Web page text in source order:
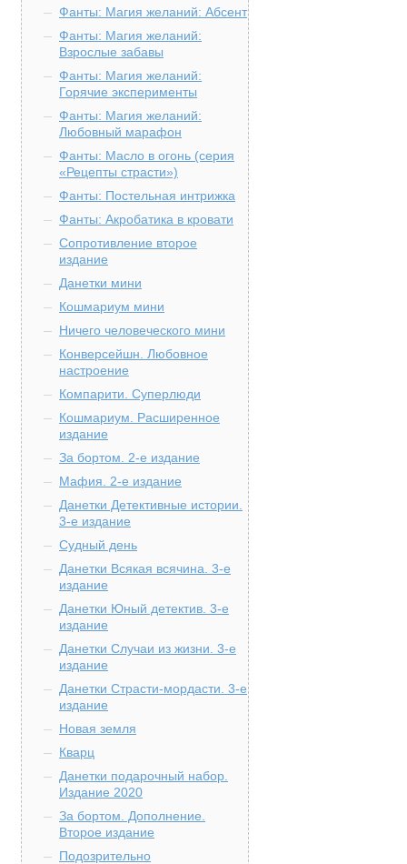
Фанты: Магия желаний: Абсент
Фанты: Магия желаний:
Взрослые забавы
Фанты: Магия желаний:
Горячие эксперименты
Фанты: Магия желаний:
Любовный марафон
Фанты: Масло в огонь (серия
«Рецепты страсти»)
Фанты: Постельная интрижка
Фанты: Акробатика в кровати
Сопротивление второе
издание
Данетки мини
Кошмариум мини
Ничего человеческого мини
Конверсейшн. Любовное
настроение
Компарити. Суперлюди
Кошмариум. Расширенное
издание
За бортом. 2-е издание
Мафия. 2-е издание
Данетки Детективные истории.
3-е издание
Судный день
Данетки Всякая всячина. 3-е
издание
Данетки Юный детектив. 3-е
издание
Данетки Случаи из жизни. 3-е
издание
Данетки Страсти-мордасти. 3-е
издание
Новая земля
Кварц
Данетки подарочный набор.
Издание 2020
За бортом. Дополнение.
Второе издание
Подозрительно